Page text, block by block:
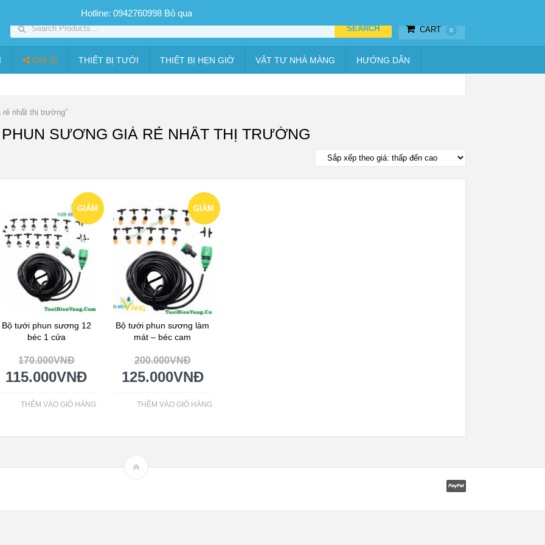
SP PHUN SƯƠNG GIÁ TỐT Bộ KIT tưới
CART 0
GIÁ SỈ THIẾT BỊ TƯỚI THIẾT BỊ HẸN GIỜ VẬT TƯ NHÀ MÀNG HƯỚNG DẪN
nhất thị trường”
SƯƠNG GIÁ RẺ NHẤT THỊ TRƯỜNG
GIẢM
GIÁ!
Bộ tưới phun sương 12
béc 1 cửa
170.000VNĐ
115.000VNĐ
THÊM VÀO GIỎ HÀNG
GIẢM
GIÁ!
Bộ tưới phun sương làm
mát – béc cam
200.000VNĐ
125.000VNĐ
THÊM VÀO GIỎ HÀNG
Hotline: 0942760998 Bỏ qua